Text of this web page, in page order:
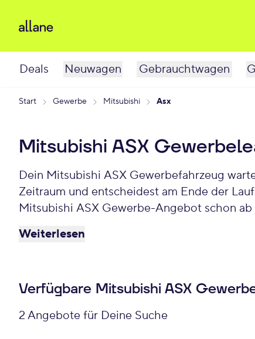
Deals Neuwagen Gebrauchtwagen
Start Gewerbe Mitsubishi Asx
Mitsubishi ASX
Dein Mitsubishi ASX Gewerbefahrzeug wartet schon auf Dich. Bei Allane least Du Deinen Gewerbe-Mitsubishi ASX für einen individuellen
Zeitraum und entscheidest am Ende der
Mitsubishi ASX Gewerbe-Angebot schon
Weiterlesen
Verfügbare Mitsubishi ASX
2 Angebote für Deine Suche